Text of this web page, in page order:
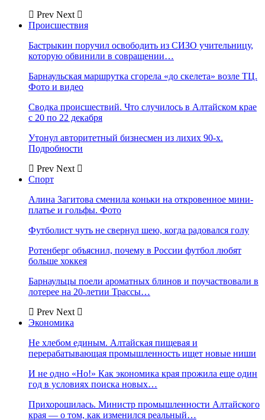
Prev Next
Происшествия
Бастрыкин поручил освободить из СИЗО учительницу,
которую обвинили в совращении…
Барнаульская маршрутка сгорела «до скелета» возле ТЦ.
Фото и видео
Сводка происшествий. Что случилось в Алтайском крае
с 20 по 22 декабря
Утонул авторитетный бизнесмен из лихих 90-х.
Подробности
Prev Next
Спорт
Алина Загитова сменила коньки на откровенное мини-
платье и гольфы. Фото
Футболист чуть не свернул шею, когда радовался голу
Ротенберг объяснил, почему в России футбол любят
больше хоккея
Барнаульцы поели ароматных блинов и поучаствовали в
лотерее на 20-летии Трассы…
Prev Next
Экономика
Не хлебом единым. Алтайская пищевая и
перерабатывающая промышленность ищет новые ниши
И не одно «Но!» Как экономика края прожила еще один
год в условиях поиска новых…
Прихорошилась. Министр промышленности Алтайского
края — о том, как изменился реальный…